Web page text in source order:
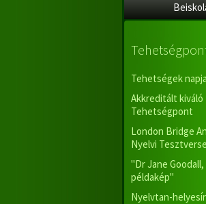
Tehetségek
Akkreditált kiváló
Tehetségpont
London Bridge
Nyelvi
"Dr Jane Goodall,
példakép"
Nyelvtan-